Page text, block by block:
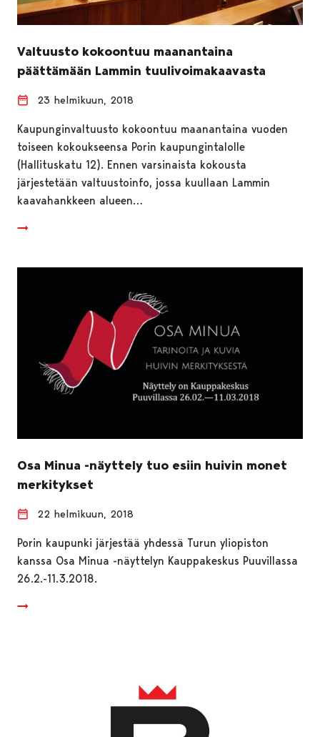
Valtuusto kokoontuu maanantaina
päättämään Lammin tuulivoimakaavasta
23 helmikuun, 2018
Kaupunginvaltuusto kokoontuu maanantaina vuoden
toiseen kokoukseensa Porin kaupungintalolle
(Hallituskatu 12). Ennen varsinaista kokousta
järjestetään valtuustoinfo, jossa kuullaan Lammin
kaavahankkeen alueen…
Osa Minua -näyttely tuo esiin huivin monet
merkitykset
22 helmikuun, 2018
Porin kaupunki järjestää yhdessä Turun yliopiston
kanssa Osa Minua -näyttelyn Kauppakeskus Puuvillassa
26.2.-11.3.2018.